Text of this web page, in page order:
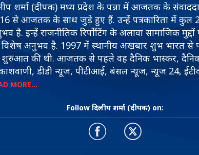
शर्मा (दीपक) मध्य प्रदेश के पन्ना में आजतक के
से आजतक के साथ जुड़े हुए हैं. उन्हें पत्रकारिता में कुल
है. इन्हें राजनीतिक रिर्पोटिंग के अलावा सामाजिक
अनुभव है. 1997 में स्थानीय अखबार शुभ भारत से
शुरुआत की थी. आजतक से पहले वह दैनिक भास्कर,
डीडी न्यूज, पीटीआई, बंसल न्यूज, न्यूज 24,
के साथ काम कर चुके हैं. उनकी शैक्षणिक योग्यता
MORE...
Follow दिलीप शर्मा (दीपक) on: